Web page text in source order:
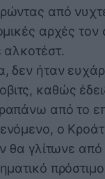
από
αρχές τον
δεν ήταν
καθώς
από το
ο
θα γλίτωνε από